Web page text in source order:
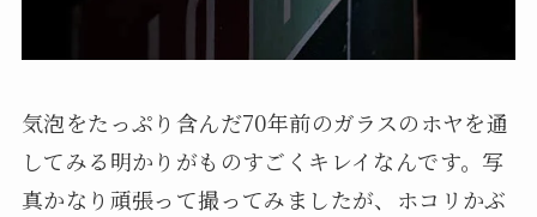
気泡をたっぷり含んだ70年前のガラスのホヤを通
してみる明かりがものすごくキレイなんです。写
真かなり頑張って撮ってみましたが、ホコリかぶ